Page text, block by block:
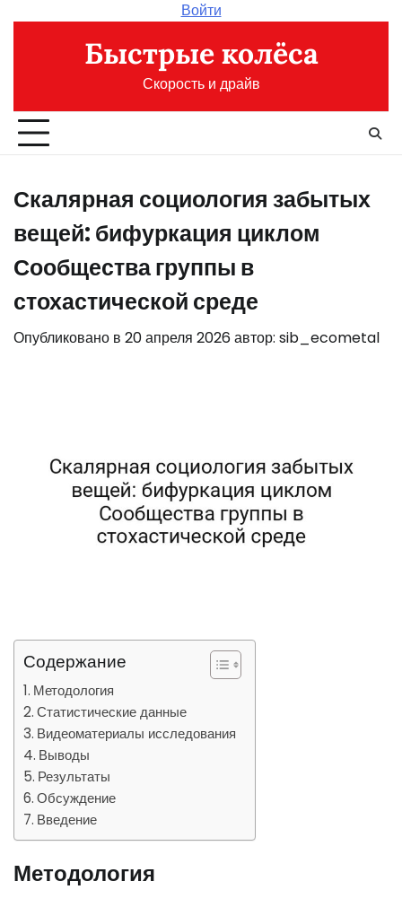
содержимому
Войти
Быстрые колёса
Скорость и драйв
Скалярная социология забытых
вещей: бифуркация циклом
Сообщества группы в
стохастической среде
Опубликовано в 20 апреля 2026автор: sib_ecometal
Содержание
Методология
Статистические данные
Видеоматериалы исследования
Выводы
Результаты
Обсуждение
Введение
Методология